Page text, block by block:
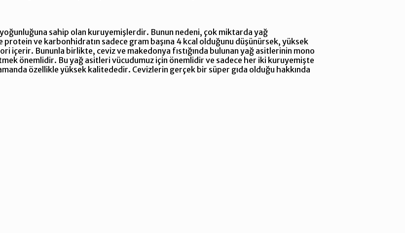
sahip olan kuruyemişlerdir. Bunun nedeni, çok miktarda yağ
ve karbonhidratın sadece gram başına 4 kcal olduğunu düşünürsek, yüksek
içerir. Bununla birlikte, ceviz ve makedonya fıstığında bulunan yağ asitlerinin mono
önemlidir. Bu yağ asitleri vücudumuz için önemlidir ve sadece her iki kuruyemişte
özellikle yüksek kalitededir. Cevizlerin gerçek bir süper gıda olduğu hakkında